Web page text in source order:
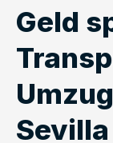
Geld
Sevilla